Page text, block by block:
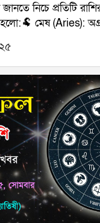
নিচে প্রতিটি
মেষ (Aries):
পরিবারের সঙ্গে
নিতে হবে।🦀
সিংহ (Leo):
উষ্ণতা।⚖️ তুলা
পাওনা মিলবে।🏹
মকর
বন্ধু উপকার করবে।🐟
কোনও সমস্যার
সূপর্ণ